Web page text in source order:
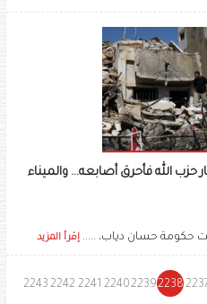
الله فأحرق أصابعه... والميناء
إقرأ المزيد
2237
2238
2239
2240
2241
2242
2243